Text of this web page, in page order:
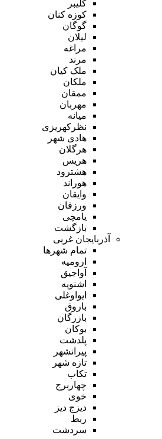
کلیبر
کوزه کنان
گوگان
لیلان
مراغه
مرند
ملک کیان
ملکان
ممقان
مهربان
میانه
نظرکهریزی
هادی شهر
هرگلان
هریس
هشترود
هوراند
وایقان
ورزقان
یامچی
بازگشت
آذربایجان غربی
تمام شهر‌ها
ارومیه
آواجیق
اشنویه
ایواوغلی
باروق
بازرگان
بوکان
پلدشت
پیرانشهر
تازه شهر
تکاب
چهاربرج
خوی
دیزج دیز
ربط
سردشت